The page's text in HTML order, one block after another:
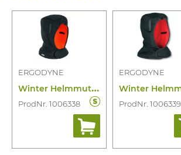
ERGODYNE
W
inter Helmmuts Lang 6852
ProdNr. 1006338
ERGODYNE
ProdNr. 1006339